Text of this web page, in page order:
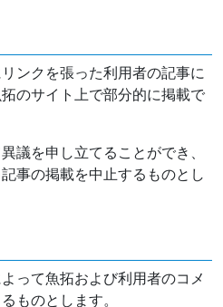
ンクを張った利用者の記事に
のサイト上で部分的に掲載で
議を申し立てることができ、
事の掲載を中止するものとし
って魚拓および利用者のコメ
ものとします。